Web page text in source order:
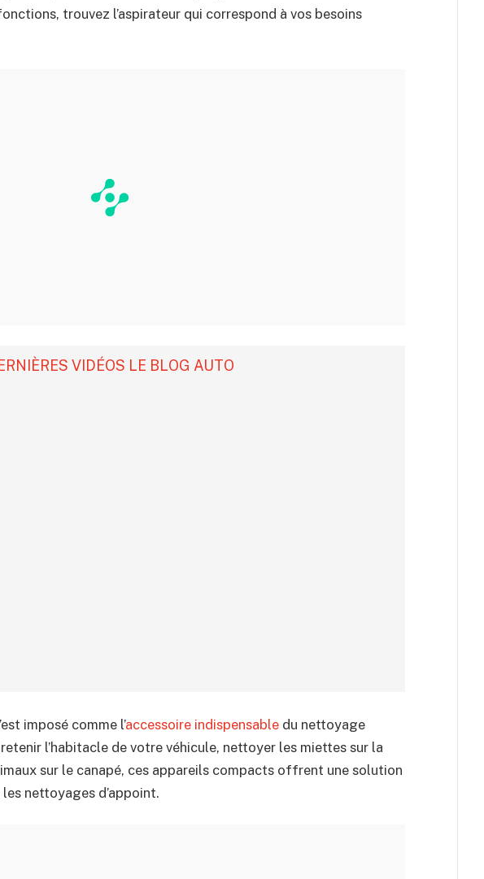
trouvez l’aspirateur qui correspond à vos besoins
VIDÉOS LE BLOG AUTO
imposé comme l’accessoire indispensable du nettoyage
l’habitacle de votre véhicule, nettoyer les miettes sur la
sur le canapé, ces appareils compacts offrent une solution
nettoyages d’appoint.